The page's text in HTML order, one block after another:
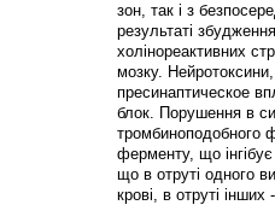
зон, так і з
результаті
холінореактивних
мозку.
пресинаптическое
блок. Порушення в
тромбиноподобного
ферменту, що
що в отруті одного
крові, в отруті інших